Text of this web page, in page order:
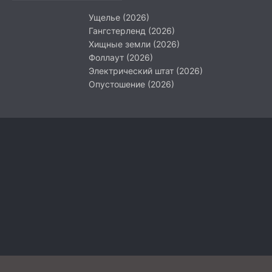
Ущелье (2026)
Гангстерленд (2026)
Хищные земли (2026)
Фоллаут (2026)
Электрический штат (2026)
Опустошение (2026)